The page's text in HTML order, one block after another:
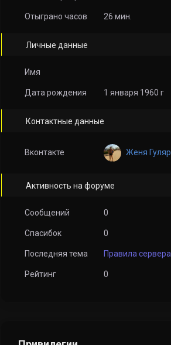
Отыграно часов 26 мин.
Личные данные
Имя
Дата рождения 1 января 1960 г
Контактные данные
Вконтакте Женя Гуляр
Активность на форуме
Сообщений 0
Спасибок 0
Последняя тема Правила сервера
Рейтинг 0